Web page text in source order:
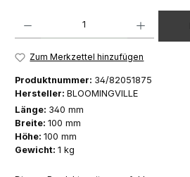
Zum Merkzettel hinzufügen
Produktnummer: 34/82051875
Hersteller: BLOOMINGVILLE
Länge: 340 mm
Breite: 100 mm
Höhe: 100 mm
Gewicht: 1 kg